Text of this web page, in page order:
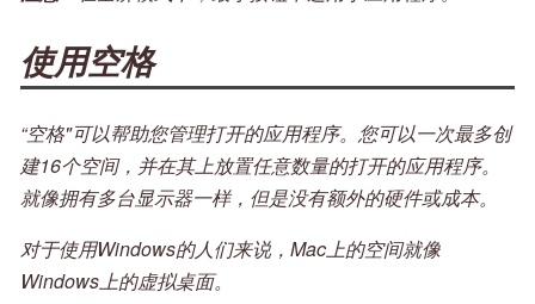
使用空格
“空格"可以帮助您管理打开的应用程序。您可以一次最多创
建16个空间，并在其上放置任意数量的打开的应用程序。
就像拥有多台显示器一样，​​但是没有额外的硬件或成本。
对于使用Windows的人们来说，Mac上的空间就像
Windows上的虚拟桌面。